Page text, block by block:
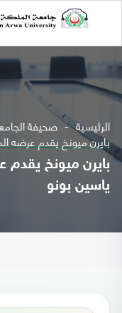
الرئيسية صحيفة
بايرن ميونخ يقدم عرضه
بايرن ميونخ يقدم
ياسين بونو